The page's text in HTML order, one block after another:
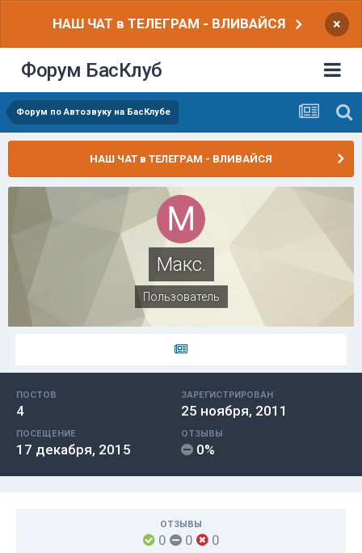
НАШ ЧАТ в ТЕЛЕГРАМ - ВЛИВАЙСЯ ×
Форум БасКлуб
Форум по Автозвуку на БасКлубе
НАШ ЧАТ в ТЕЛЕГРАМ - ВЛИВАЙСЯ
Макс.
Пользователь
ПОСТОВ
4
ЗАРЕГИСТРИРОВАН
25 ноября, 2011
ПОСЕЩЕНИЕ
17 декабря, 2015
ОТЗЫВЫ
0%
ОТЗЫВЫ
0 0 0